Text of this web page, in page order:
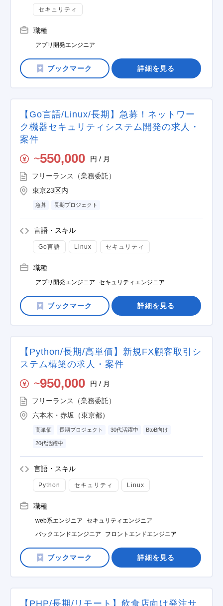
セキュリティ
職種
アプリ開発エンジニア
詳細を見る
【Go言語/Linux/長期】急募！ネットワー
ク機器セキュリティシステム開発の求人・
案件
〜550,000 円 / 月
フリーランス（業務委託）
東京23区内
急募 長期プロジェクト
言語・スキル
Go言語 Linux セキュリティ
職種
アプリ開発エンジニア セキュリティエンジニア
詳細を見る
【Python/長期/高単価】新規FX顧客取引シ
ステム構築の求人・案件
〜950,000 円 / 月
フリーランス（業務委託）
六本木・赤坂（東京都）
高単価 長期プロジェクト 30代活躍中 BtoB向け
20代活躍中
言語・スキル
Python セキュリティ Linux
職種
web系エンジニア
セキュリティエンジニア
バックエンドエンジニア
フロントエンドエンジニア
詳細を見る
【PHP/長期/リモート】飲食店向け発注サ